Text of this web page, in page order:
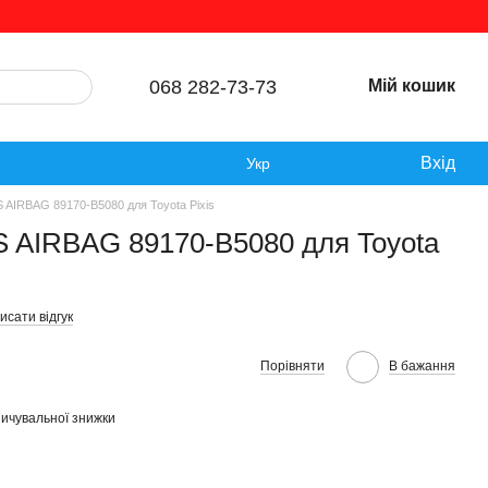
068 282-73-73 Мій кошик
Укр Вхід
AIRBAG 89170-B5080 для Toyota Pixis
AIRBAG 89170-B5080 для Toyota
відгук
Порівняти В бажання
знижки